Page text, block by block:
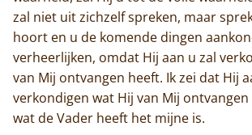
zal niet uit zichzelf spreken, maar
hoort en u de komende dingen
verheerlijken, omdat Hij aan u zal
van Mij ontvangen heeft. Ik zei dat Hij
verkondigen wat Hij van Mij
wat de Vader heeft het mijne is.